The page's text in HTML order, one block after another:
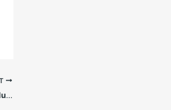
Academia de Liderança para Mulheres do Agronegócio forma 80 mulheres